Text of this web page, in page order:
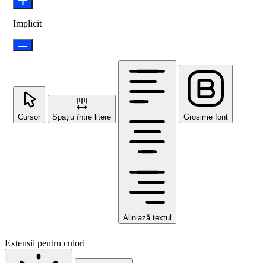
Implicit
Cursor Spațiu între litere
Aliniază textul
Grosime font
Extensii pentru culori